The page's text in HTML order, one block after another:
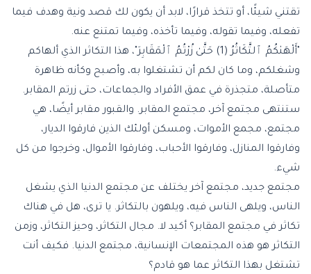
تقتني شيئًا، أو تتخذ قرارًا، لابد أن يكون لك قصد ونية وهدف فيما
تفعله، وفيما تقوله، وفيما تأخذه، وفيما تمتنع عنه.
"أَلْهَىٰكُمُ ٱلتَّكَاثُرُ (1) حَتَّىٰ زُرْتُمُ ٱلْمَقَابِرَ"، هذا التكاثر الذي ألهاكم
وشغلكم، وما كان لكم أن تشتغلوا به، وأصبح وكأنه ظاهرة
متأصلة، متجذرة في عمق الأفراد والجماعات، حتى زرتم المقابر.
ستنتهى مجتمع آخر، مجتمع المقابر. والقبور مقابر أيضًا، هي
مجتمع، مجمع الأموات، ومسكن أولئك الذين فارقوا الديار،
وفارقوا المنازل، وفارقوا الأحباب، وفارقوا الأموال، وخرجوا من كل
شيء.
مجتمع جديد، مجتمع آخر يختلف عن مجتمع الدنيا الذي يشغل
الناس، ويلهى الناس فيه، ويلهون بالتكاثر. يا ترى، هل في هناك
تكاثر في مجتمع المقابر؟ أكيد لا. مجال التكاثر، وحيز التكاثر، وزمن
التكاثر هو هذه المجتمعات الإنسانية، مجتمع الدنيا. فكيف أنت
تشتغل بهذا التكاثر عما هو قادم؟